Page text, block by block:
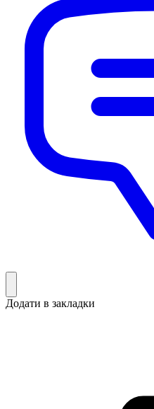
Додати в закладки